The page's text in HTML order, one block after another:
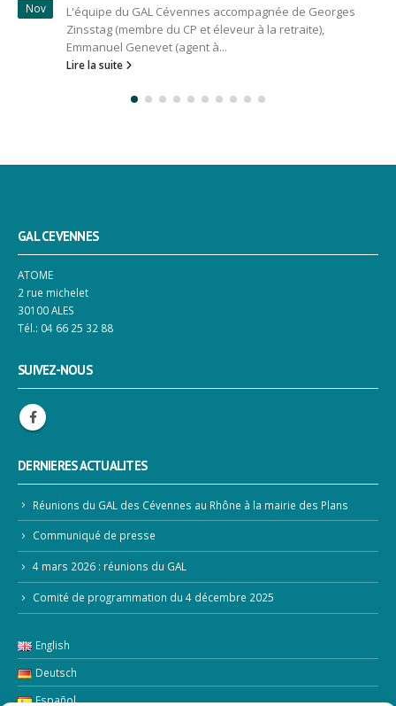
Oct
Suite aux élection municipales 2020, le GAL Cévennes a
désigné ses nouveaux membres le 24 septembre. La
réunion du comité qui...
Lire la suite
GAL CEVENNES
ATOME
2 rue michelet
30100 ALES
Tél.: 04 66 25 32 88
SUIVEZ-NOUS
DERNIERES ACTUALITES
Réunions du GAL des Cévennes au Rhône à la mairie des Plans
Communiqué de presse
4 mars 2026 : réunions du GAL
Comité de programmation du 4 décembre 2025
English
Deutsch
Español